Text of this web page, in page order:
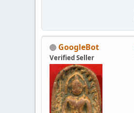
GoogleBot
Verified Seller